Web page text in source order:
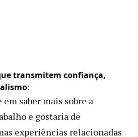
transmitem confiança,
:
saber mais sobre a
e gostaria de
experiências relacionadas